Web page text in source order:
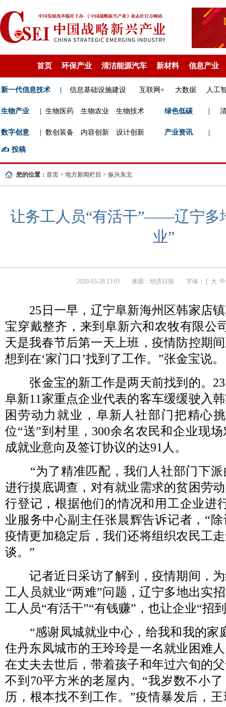
首页 环保产业 清洁能源汽车 新材料 信息产业
新一代信息技术 信息基础设施建设 互联网+ 大数据 人工
生物产业 生物医药 生物农业 生物技术 绿色低碳
数字创意 数创装备 内容创新 设计创新 产业资讯
✍️ 投稿
您的位置： 首页 > 地方新闻栏目 > 振兴东北
让务工人员“有活干”——辽宁多
业”
2020-03-28 23:03 来源： 经济日报 字体： [ 大 中
25日一早，辽宁阜新海州区韩家店镇
宝穿戴整齐，来到阜新六和农牧有限公
天是我春节后第一天上班，疫情防控期
想到在‘家门口’找到了工作。”张金宝说。
张金宝的新工作是两天前找到的。23
阜新11家重点企业代表的客车缓缓驶入
困劳动力就业，阜新人社部门把精心
位“送”到村里，300余名农民和企业现
成就业意向及签订协议的达91人。
“为了精准匹配，我们人社部门下派
进行摸底调查，对有就业需求的贫困劳
行登记，根据他们的情况和用工企业进
业服务中心副主任张晨辉告诉记者，“
疫情更加稳定后，我们还将组织农民工
谈。”
记者近日采访了解到，疫情期间，为
工人员就业“两难”问题，辽宁多地出实
工人员“有活干”“有钱赚”，也让企业“招
“感谢凤城就业中心，给我和我的家
住丹东凤城市的王玲玲是一名就业困难
在丈夫去世后，带着孩子和年过六旬的
不到70平方米的老屋内。“我岁数不小
历，根本找不到工作。”疫情暴发后，